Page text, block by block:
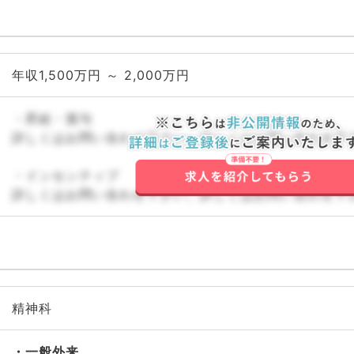
年収1,500万円 ～ 2,000万円
・昇給・賞与
詳しくはお問い合わせ下さい。詳しくはお問い合わせ下
・インセンティブ
詳しくはお問い合わせ下さい。詳しくはお問い合わせ下
精神科